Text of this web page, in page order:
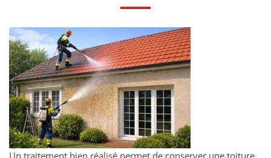
Un traitement bien réalisé permet de conserver une toiture